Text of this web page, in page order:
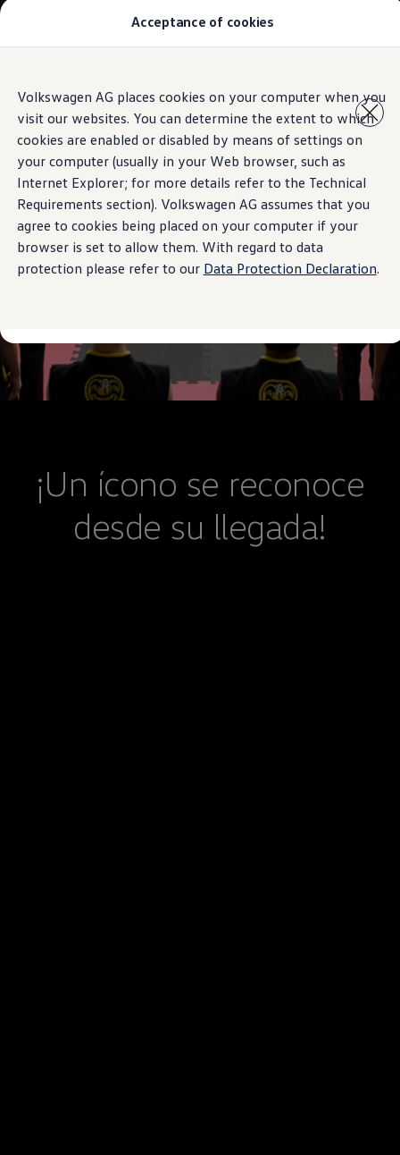
Acceptance of cookies
Volkswagen AG places cookies on your computer when you
visit our websites. You can determine the extent to which
cookies are enabled or disabled by means of settings on
your computer (usually in your Web browser, such as
Internet Explorer; for more details refer to the Technical
Requirements section). Volkswagen AG assumes that you
agree to cookies being placed on your computer if your
browser is set to allow them. With regard to data
protection please refer to our Data Protection Declaration.
contenido
principal
a pie
de
página
Modelos y Concesionarios
Contáctanos
Marca y Experiencia
Volkswagen Honduras
Latin NCAP
Espacio Exclusivo para Prensa
Tengo un Volkswagen
Manuales Volkswagen
Noticias
¡Un ícono se reconoce
desde su llegada!